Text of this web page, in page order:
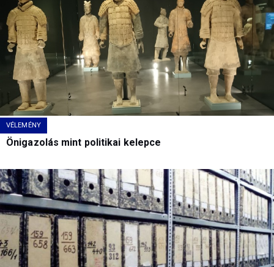
VÉLEMÉNY
Önigazolás mint politikai kelepce